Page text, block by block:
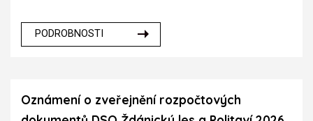
PODROBNOSTI
Oznámení o zveřejnění rozpočtových